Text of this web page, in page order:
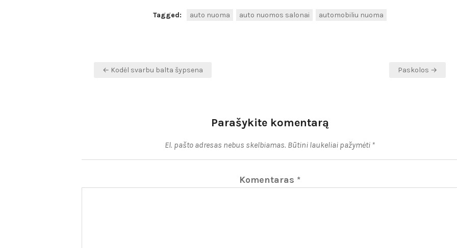
Tagged: auto nuoma auto nuomos salonai automobiliu nuoma
Navigacija
← Kodėl svarbu balta šypsena Paskolos →
Parašykite komentarą
El. pašto adresas nebus skelbiamas. Būtini laukeliai pažymėti *
Komentaras *